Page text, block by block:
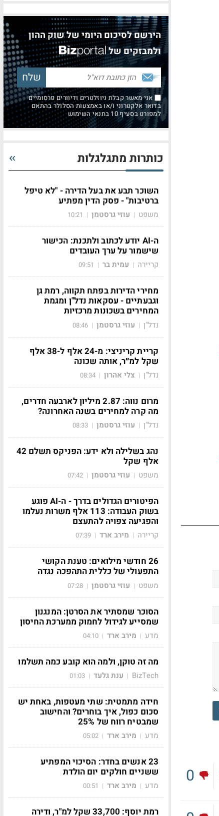
0
הירשם לסיכום היומי של שוק ההון
ולמבזקים של
אני מאשר קבלת ניוזלטרים ודיוורים פרסומיים
בדואר אלקטרוני ו/או באמצעות הסלולר בהתאם
למפורט בסעיף 10 בתנאי השימוש
כותרות מתגלגלות
השוכר תבע את בעל הדירה - "לא טיפל
ברטיבות" - פסק הדין מפתיע
משפט | עוזי גרסטמן |
10:21
ה-AI יודע לכתוב ולתכנת: הכישור
שישמור על ערך העובדים
קריירה | עמית בר |
09:51
מחירי הדירות בפתח תקווה, רמת גן
וגבעתיים - עסקאות נדל"ן ומגמת
המחירים בשכונות מרכזיות
נדל"ן | עוזי גרסטמן |
08:46
קריית קריניצי: מ-24 אלף ל-38 אלף
שקל למ״ר, אותה שכונה
נדל"ן | צלי אהרון |
08:34
מרום נווה: 2.87 מיליון לארבעה חדרים,
מה קרה למחירים בשנה האחרונה?
נדל"ן | עוזי גרסטמן |
08:33
נהג בשלילה ולא ידע: הפניקס תשלם 42
אלף שקל
משפט | עוזי גרסטמן |
07:42
הפיטורים הגדולים בדרך - ה-AI פוגע
בשוק העבודה: 113 אלף משרות נעלמו
והפגיעה צפויה להתעצם
קריירה | מירב ארד |
07:39
26 חודשי מילואים: טענת הקושי
התפעולי של כללית התהפכה נגדה
משפט | עוזי גרסטמן |
07:28
הסוכר שמסתיר את הסרטן: המנגנון
שמסייע לגידול לחמוק ממערכת החיסון
מדע | מירב ארד |
04:10
מה זה טוקן, ולמה הוא קובע כמה תשלמו
BizTech
| ענת גלעד |
01:03
חידה מתמטית: שתי מעטפות, באחת יש
סכום כפול, איך בוחרים? והחישוב
שמבטיח רווח של 25%
מדע | מירב ארד |
05:02
23 אנשים בחדר: הסיכוי המפתיע
ששניים חולקים יום הולדת
מדע | מירב ארד |
00:51
רמת יוסף: 33,700 שקל למ"ר, ודירה